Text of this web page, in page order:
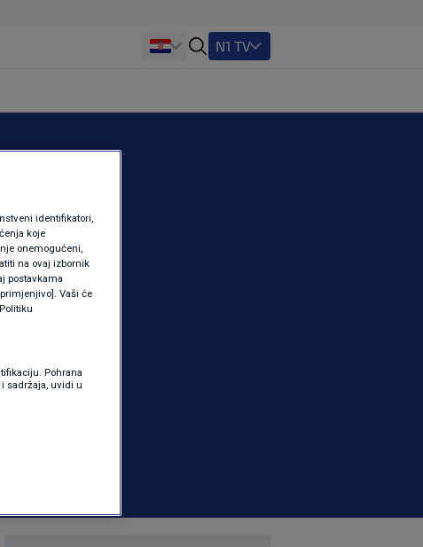
N1 TV
identifikatori,
koje
onemogućeni,
na ovaj izbornik
postavkama
Vaši će
Pohrana
sadržaja, uvidi u